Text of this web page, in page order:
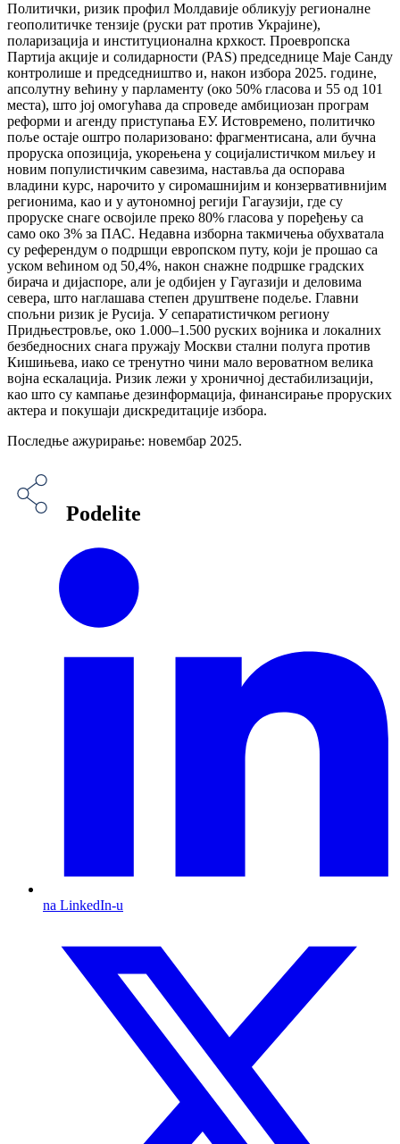
Политички, ризик профил Молдавије обликују регионалне
геополитичке тензије (руски рат против Украјине),
поларизација и институционална крхкост. Проевропска
Партија акције и солидарности (PAS) председнице Маје Санду
контролише и председништво и, након избора 2025. године,
апсолутну већину у парламенту (око 50% гласова и 55 од 101
места), што јој омогућава да спроведе амбициозан програм
реформи и агенду приступања ЕУ. Истовремено, политичко
поље остаје оштро поларизовано: фрагментисана, али бучна
проруска опозиција, укорењена у социјалистичком миљеу и
новим популистичким савезима, наставља да оспорава
владини курс, нарочито у сиромашнијим и конзервативнијим
регионима, као и у аутономној регији Гагаузији, где су
проруске снаге освојиле преко 80% гласова у поређењу са
само око 3% за ПАС. Недавна изборна такмичења обухватала
су референдум о подршци европском путу, који је прошао са
уском већином од 50,4%, након снажне подршке градских
бирача и дијаспоре, али је одбијен у Гаугазији и деловима
севера, што наглашава степен друштвене подеље. Главни
спољни ризик је Русија. У сепаратистичком региону
Придњестровље, око 1.000–1.500 руских војника и локалних
безбедносних снага пружају Москви стални полуга против
Кишињева, иако се тренутно чини мало вероватном велика
војна ескалација. Ризик лежи у хроничној дестабилизацији,
као што су кампање дезинформација, финансирање проруских
актера и покушаји дискредитације избора.
Последње ажурирање: новембар 2025.
Podelite
na LinkedIn-u